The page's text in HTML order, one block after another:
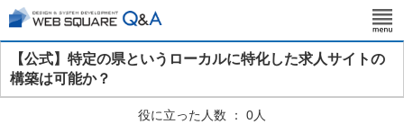
【公式】特定の県というローカルに特化した求人サイトの
構築は可能か？
役に立った人数 ： 0人